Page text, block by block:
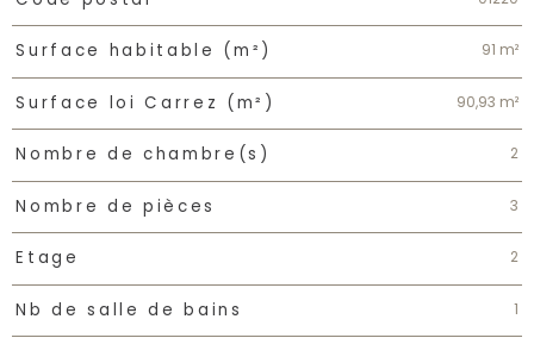
Surface habitable (m²) 91 m²
Surface loi Carrez (m²) 90,93 m²
Nombre de chambre(s) 2
Nombre de pièces 3
Etage 2
Nb de salle de bains 1